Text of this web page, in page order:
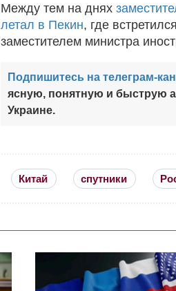
Между тем на днях
летал в Пекин, где
заместителем министра
Подпишитесь на телеграм-
ясную, понятную и быструю
Украине.
Китай спутники